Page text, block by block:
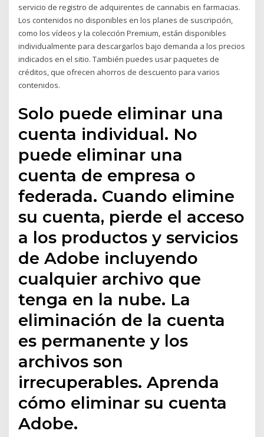
servicio de registro de adquirentes de cannabis en farmacias.
Los contenidos no disponibles en los planes de suscripción,
como los vídeos y la colección Premium, están disponibles
individualmente para descargarlos bajo demanda a los precios
indicados en el sitio. También puedes usar paquetes de
créditos, que ofrecen ahorros de descuento para varios
contenidos.
Solo puede eliminar una
cuenta individual. No
puede eliminar una
cuenta de empresa o
federada. Cuando elimine
su cuenta, pierde el acceso
a los productos y servicios
de Adobe incluyendo
cualquier archivo que
tenga en la nube. La
eliminación de la cuenta
es permanente y los
archivos son
irrecuperables. Aprenda
cómo eliminar su cuenta
Adobe.